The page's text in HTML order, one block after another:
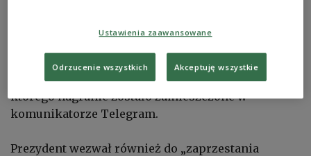
przedstawiał argumenty, proponował alternatywy,
mówił, że to Ukraina nie chce pokoju - powiedział
Zełenski w przemówieniu do narodu ukraińskiego,
którego nagranie zostało zamieszczone w
komunikatorze Telegram.
Prezydent wezwał również do „zaprzestania
Ustawienia zaawansowane
Odrzucenie wszystkich Akceptuję wszystkie